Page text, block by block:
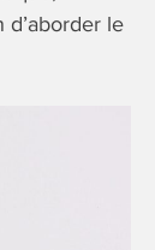
d’aborder le